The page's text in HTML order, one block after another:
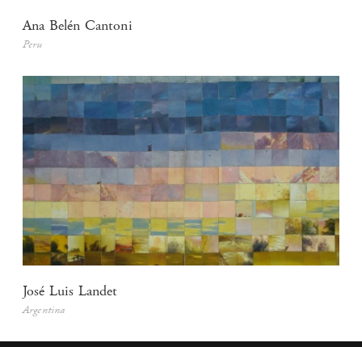
Ana Belén Cantoni
Peru
José Luis Landet
Argentina